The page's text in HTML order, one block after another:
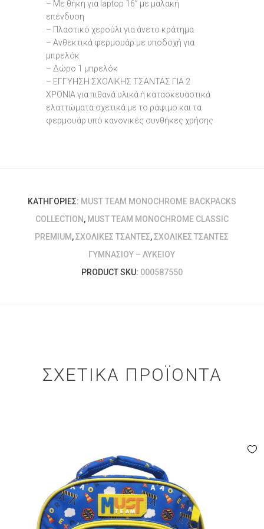
– Με θήκη για laptop 16” με μαλακή
επένδυση
– Πλαστικό χερούλι για άνετο κράτημα
– Ανθεκτικά φερμουάρ με υποδοχή για
μπρελόκ
– Δώρο 1 μπρελόκ
– ΕΓΓΥΗΣΗ ΣΧΟΛΙΚΗΣ ΤΣΑΝΤΑΣ ΓΙΑ 2
ΧΡΟΝΙΑ για πιθανά υλικά ή κατασκευαστικά
ελαττώματα σχετικά με το ράψιμο και τα
φερμουάρ υπό κανονικές συνθήκες χρήσης
ΚΑΤΗΓΟΡΊΕΣ: MUST TEAM MONOCHROME BACKPACKS
COLLECTION, MUST TEAM MONOCHROME CLASSIC
PREMIUM,ΣΧΟΛΙΚΈΣ ΤΣΆΝΤΕΣ,ΣΧΟΛΙΚΈΣ ΤΣΆΝΤΕΣ
ΓΥΜΝΑΣΊΟΥ – ΛΥΚΕΊΟΥ
PRODUCT SKU: 000587550
ΣΧΕΤΙΚΆ ΠΡΟΪΌΝΤΑ